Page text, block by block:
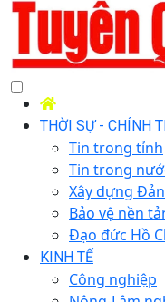
THỜI SỰ - CHÍNH
Tin trong tỉnh
Tin trong
Xây dựng
Bảo vệ nền
Đạo đức Hồ
KINH TẾ
Công nghiệp